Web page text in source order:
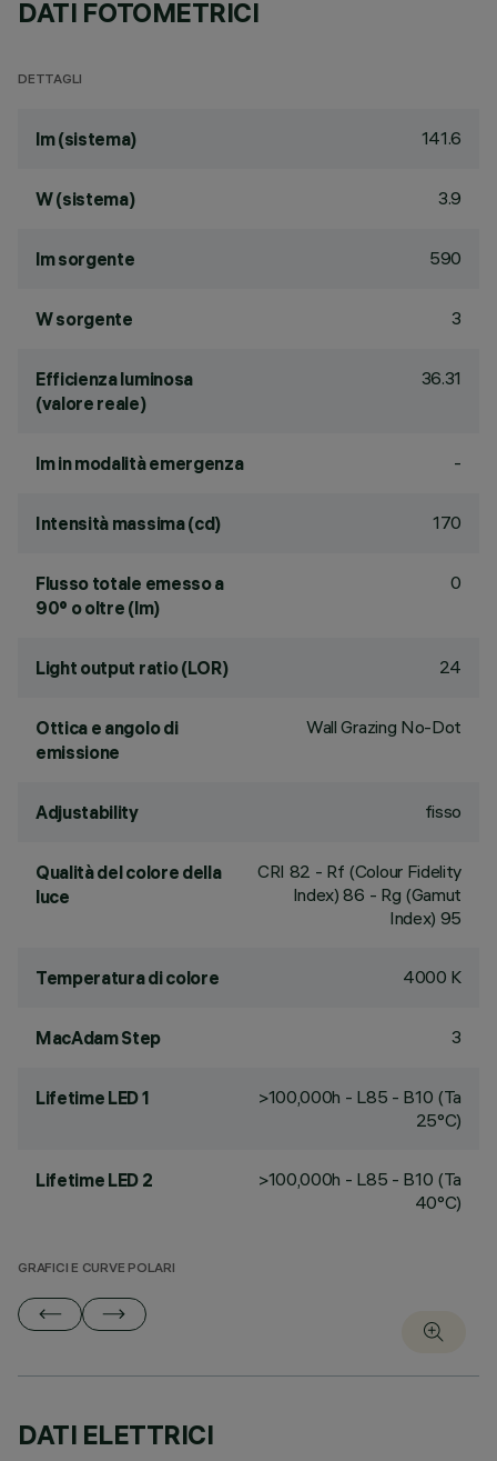
DATI FOTOMETRICI
DETTAGLI
lm (sistema) 141.6
W (sistema) 3.9
lm sorgente 590
W sorgente 3
Efficienza luminosa
(valore reale)
36.31
lm in modalità emergenza -
Intensità massima (cd) 170
Flusso totale emesso a
90° o oltre (lm)
0
Light output ratio (LOR) 24
Ottica e angolo di
emissione
Wall Grazing No-Dot
Adjustability fisso
Qualità del colore della
luce
CRI 82 - Rf (Colour Fidelity
Index) 86 - Rg (Gamut
Index) 95
Temperatura di colore 4000 K
MacAdam Step 3
Lifetime LED 1
>100,000h - L85 - B10 (Ta
25°C)
Lifetime LED 2
>100,000h - L85 - B10 (Ta
40°C)
GRAFICI E CURVE POLARI
DATI ELETTRICI